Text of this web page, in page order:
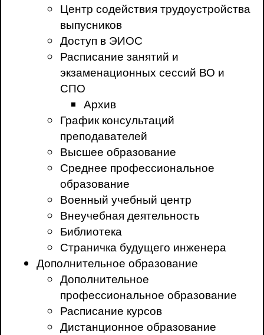
Центр содействия трудоустройства
выпусников
Доступ в ЭИОС
Расписание занятий и
экзаменационных сессий ВО и
СПО
Архив
График консультаций
преподавателей
Высшее образование
Среднее профессиональное
образование
Военный учебный центр
Внеучебная деятельность
Библиотека
Страничка будущего инженера
Дополнительное образование
Дополнительное
профессиональное образование
Расписание курсов
Дистанционное образование